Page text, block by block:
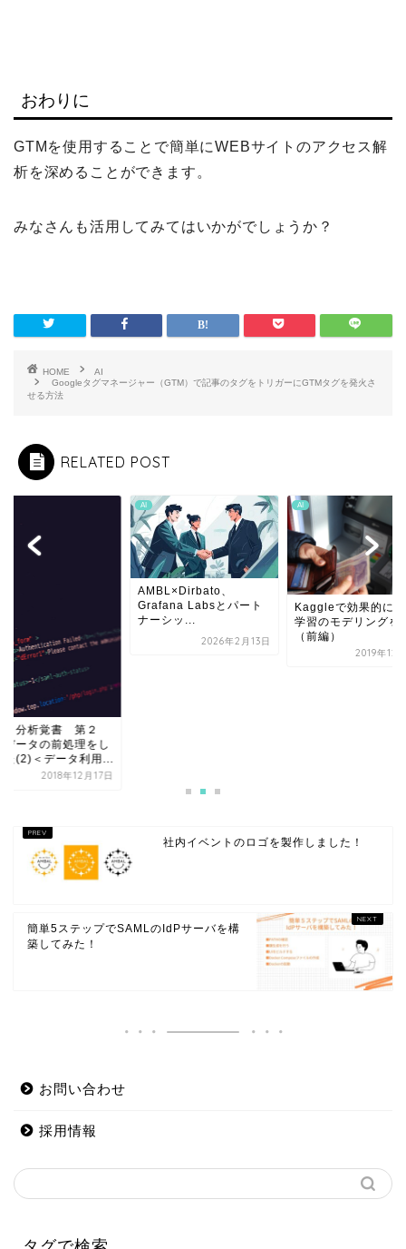
おわりに
GTMを使用することで簡単にWEBサイトのアクセス解
析を深めることができます。
みなさんも活用してみてはいかがでしょうか？
HOME
AI
Googleタグマネージャー（GTM）で記事のタグをトリガーにGTMタグを発火さ
せる方法
RELATED POST
タ分析覚書 第２
データの前処理をし
た(2)＜データ利用...
2018年12月17日
AI
AMBL×Dirbato、
Grafana Labsとパート
ナーシッ...
2026年2月13日
AI
Kaggleで効果的に
学習のモデリングを
（前編）
2019年12
社内イベントのロゴを製作しました！
簡単5ステップでSAMLのIdPサーバを構
築してみた！
お問い合わせ
採用情報